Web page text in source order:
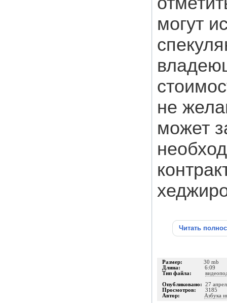
могут
не
может
Читать
Размер: 30 mb
Длина: 6:09
Тип файла:
Опубликовано: 27
Просмотров: 3185
Автор: Азбука